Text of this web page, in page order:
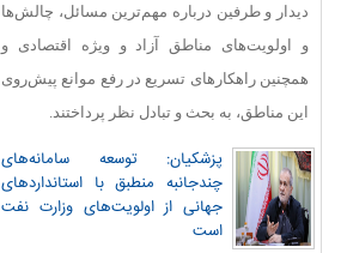
دیدار و طرفین درباره مهم‌ترین مسائل، چالش‌ها
و اولویت‌های مناطق آزاد و ویژه اقتصادی و
همچنین راهکارهای تسریع در رفع موانع پیش‌روی
این مناطق، به بحث و تبادل نظر پرداختند.
پزشکیان: توسعه سامانه‌های
چندجانبه منطبق با استانداردهای
جهانی از اولویت‌های وزارت نفت
است